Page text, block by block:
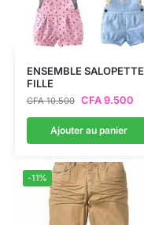
ENSEMBLE SALOPETTE
FILLE
CFA10.500 CFA9.500
Ajouter au panier
-11%